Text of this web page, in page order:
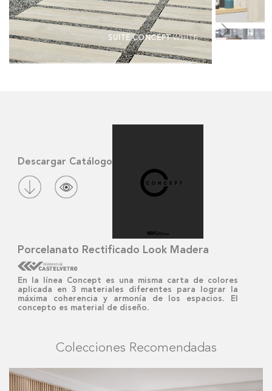
SUITE CONCEPTWHITE
Descargar Catálogo
Porcelanato Rectificado Look Madera
En la línea Concept es una misma carta de colores
aplicada en 3 materiales diferentes para lograr la
máxima coherencia y armonía de los espacios. El
concepto es material de diseño.
Colecciones Recomendadas